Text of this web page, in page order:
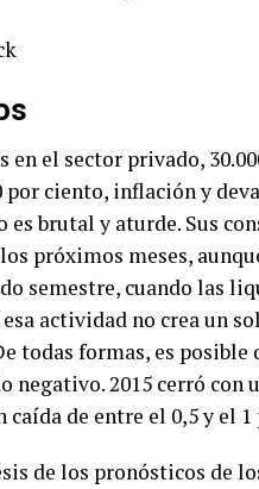
en el sector privado,
por ciento, inflación y
es brutal y aturde. Sus
próximos meses,
semestre, cuando las
actividad no crea un
todas formas, es posible
negativo. 2015 cerró con
caída de entre el 0,5 y el
de los pronósticos de